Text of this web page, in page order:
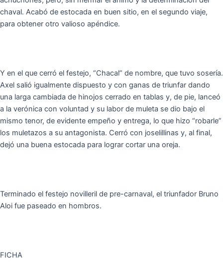
chaval. Acabó de estocada en buen sitio, en el segundo viaje,
para obtener otro valioso apéndice.
Y en el que cerró el festejo, “Chacal” de nombre, que tuvo sosería.
Axel salió igualmente dispuesto y con ganas de triunfar dando
una larga cambiada de hinojos cerrado en tablas y, de pie, lanceó
a la verónica con voluntad y su labor de muleta se dio bajo el
mismo tenor, de evidente empeño y entrega, lo que hizo “robarle”
los muletazos a su antagonista. Cerró con joselillinas y, al final,
dejó una buena estocada para lograr cortar una oreja.
Terminado el festejo novilleril de pre-carnaval, el triunfador Bruno
Aloi fue paseado en hombros.
FICHA